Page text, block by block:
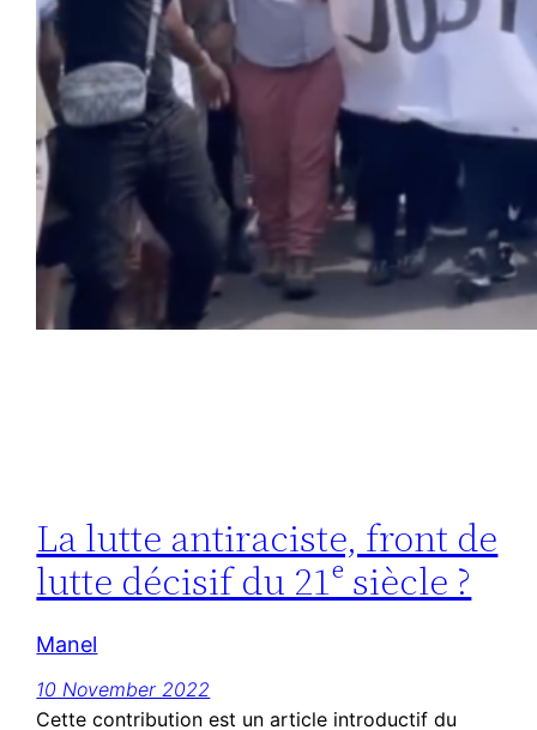
La lutte antiraciste, front de
lutte décisif du 21ᵉ siècle ?
Manel
10 November 2022
Cette contribution est un article introductif du